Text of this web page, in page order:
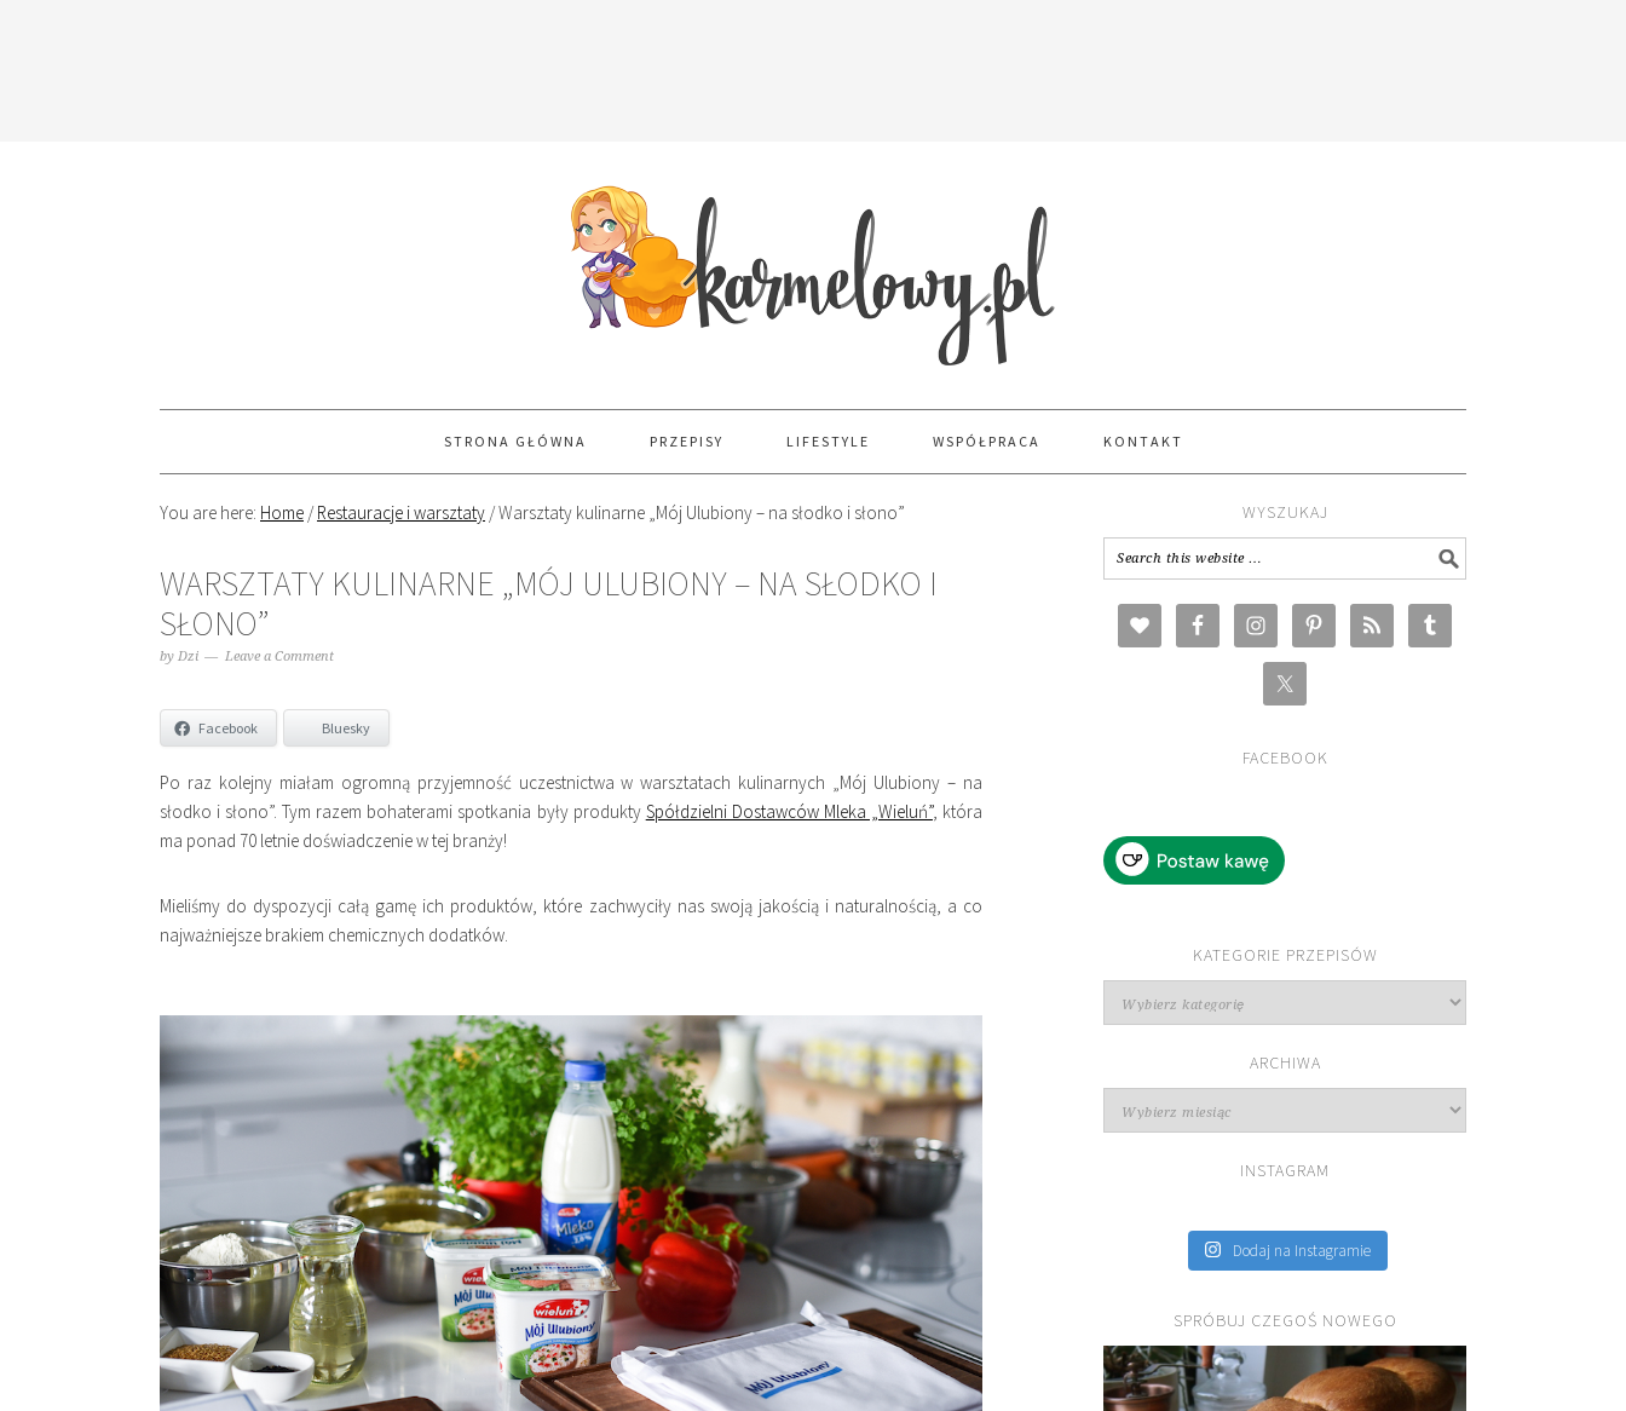
STRONA GŁÓWNA PRZEPISY LIFESTYLE WSPÓŁPRACA KONTAKT
You are here: Home / Restauracje i warsztaty /Warsztaty kulinarne „Mój Ulubiony – na słodko i słono”
WARSZTATY KULINARNE „MÓJ ULUBIONY – NA SŁODKO I
SŁONO”
by Dzi Leave a Comment
Facebook Bluesky
Po raz kolejny miałam ogromną przyjemność uczestnictwa w warsztatach kulinarnych „Mój Ulubiony – na
słodko i słono”. Tym razem bohaterami spotkania były produkty Spółdzielni Dostawców Mleka „Wieluń”, która
ma ponad 70 letnie doświadczenie w tej branży!
Mieliśmy do dyspozycji całą gamę ich produktów, które zachwyciły nas swoją jakością i naturalnością, a co
najważniejsze brakiem chemicznych dodatków.
WYSZUKAJ
FACEBOOK
KATEGORIE PRZEPISÓW
przepisów
ARCHIWA
INSTAGRAM
Dodaj na Instagramie
SPRÓBUJ CZEGOŚ NOWEGO